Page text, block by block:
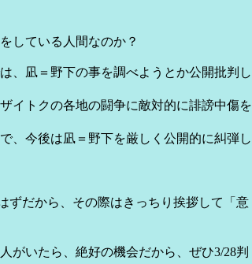
ている人間なのか？
、凪＝野下の事を調べようとか公開批判し
イトクの各地の闘争に敵対的に誹謗中傷を
、今後は凪＝野下を厳しく公開的に糾弾し
だから、その際はきっちり挨拶して「意
いたら、絶好の機会だから、ぜひ3/28判